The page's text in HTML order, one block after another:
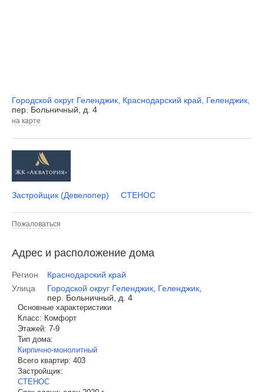
Городской округ Геленджик Краснодарский край Геленджик
пер. Больничный, д. 4
на карте
Застройщик (Девелопер) СТЕНОС
Пожаловаться
Адрес и расположение дома
Регион
Краснодарский край
Улица
Городской округ Геленджик Геленджик
пер. Больничный, д. 4
Основные характеристики
Класс: Комфорт
Этажей: 7-9
Тип дома:
Кирпично-монолитный
Всего квартир: 403
Застройщик:
СТЕНОС